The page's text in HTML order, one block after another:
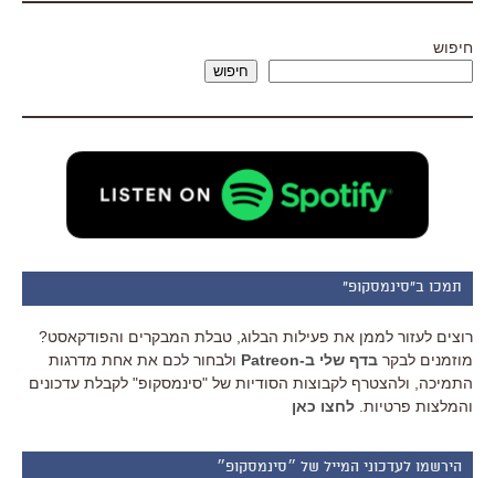
חיפוש
חיפוש
תמכו ב"סינמסקופ"
רוצים לעזור לממן את פעילות הבלוג, טבלת המבקרים והפודקאסט?
מוזמנים לבקר בדף שלי ב-Patreon
ולבחור לכם את אחת מדרגות
התמיכה, ולהצטרף לקבוצות הסודיות של "סינמסקופ" לקבלת עדכונים
והמלצות פרטיות. לחצו כאן
הירשמו לעדכוני המייל של ״סינמסקופ״